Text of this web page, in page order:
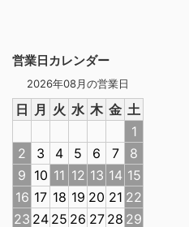
営業日カレンダー
2026年08月の営業日
日 月 火 水 木 金 土
1
2
3 4 5 6 7
8
9 10 11 12 13 14 15
16 17 18 19 20 21 22
23 24 25 26 27 28 29